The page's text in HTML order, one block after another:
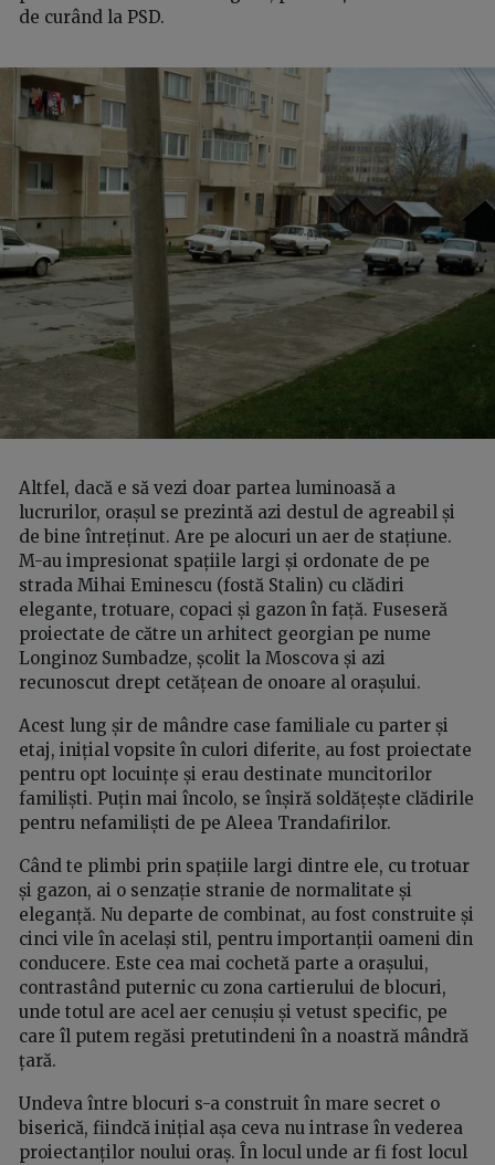
de curând la PSD.
Altfel, dacă e să vezi doar partea luminoasă a
lucrurilor, orașul se prezintă azi destul de agreabil și
de bine întreținut. Are pe alocuri un aer de stațiune.
M-au impresionat spațiile largi și ordonate de pe
strada Mihai Eminescu (fostă Stalin) cu clădiri
elegante, trotuare, copaci și gazon în față. Fuseseră
proiectate de către un arhitect georgian pe nume
Longinoz Sumbadze, școlit la Moscova și azi
recunoscut drept cetățean de onoare al orașului.
Acest lung șir de mândre case familiale cu parter și
etaj, inițial vopsite în culori diferite, au fost proiectate
pentru opt locuințe și erau destinate muncitorilor
familiști. Puțin mai încolo, se înșiră soldățește clădirile
pentru nefamiliști de pe Aleea Trandafirilor.
Când te plimbi prin spațiile largi dintre ele, cu trotuar
și gazon, ai o senzație stranie de normalitate și
eleganță. Nu departe de combinat, au fost construite și
cinci vile în același stil, pentru importanții oameni din
conducere. Este cea mai cochetă parte a orașului,
contrastând puternic cu zona cartierului de blocuri,
unde totul are acel aer cenușiu și vetust specific, pe
care îl putem regăsi pretutindeni în a noastră mândră
țară.
Undeva între blocuri s-a construit în mare secret o
biserică, fiindcă inițial așa ceva nu intrase în vederea
proiectanților noului oraș. În locul unde ar fi fost locul